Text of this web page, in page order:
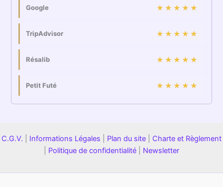
Google ★★★★★
TripAdvisor ★★★★★
Résalib ★★★★★
Petit Futé ★★★★★
C.G.V. Informations Légales Plan du site
Charte et Règlement
Politique de confidentialité Newsletter